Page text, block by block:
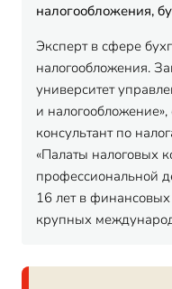
налогообложения,
Эксперт в сфере
налогообложения.
университет
и
консультант по
«Палаты налоговых
профессиональной
16 лет в
крупных